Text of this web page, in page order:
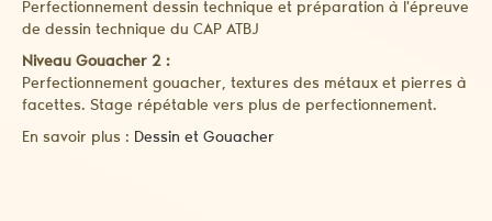
Perfectionnement dessin technique et préparation à l'épreuve
de dessin technique du CAP ATBJ
Niveau Gouacher 2 :
Perfectionnement gouacher, textures des métaux et pierres à
facettes. Stage répétable vers plus de perfectionnement.
En savoir plus : Dessin et Gouacher